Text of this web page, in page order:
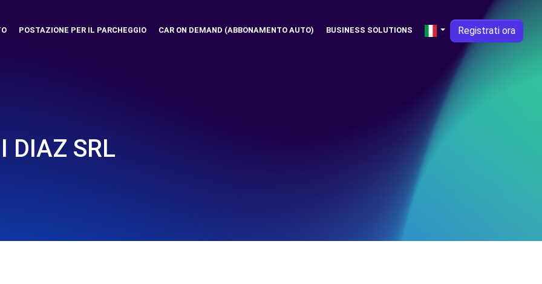
POSTAZIONE PER IL PARCHEGGIO CAR ON DEMAND (ABBONAMENTO AUTO) BUSINESS SOLUTIONS Registrati ora
DIAZ SRL